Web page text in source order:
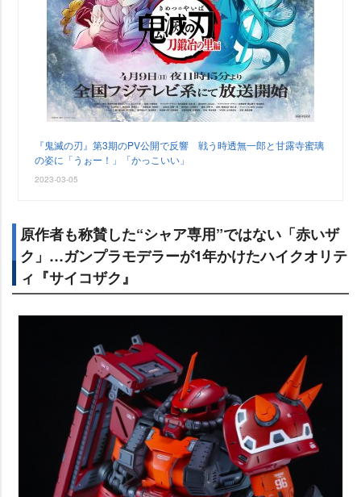
『鬼滅の刃』第3期のPV公開で反響 戦う時透無一郎と甘露寺蜜璃
の姿に「うぉー！」「かっこいい」
2023-03-05
原作者も称賛した“シャア専用”ではない「赤いザ
ク」…ガンプラモデラーが1年かけたハイクオリテ
ィ『サイコザク』